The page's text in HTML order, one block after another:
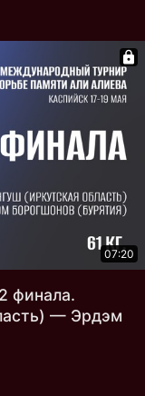
07:20
финала.
— Эрдэм